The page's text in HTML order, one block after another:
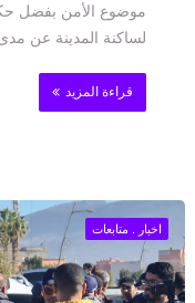
موضوع الأمن بفضل
لساكنة المدينة عن
قراءة المزيد
اخبار . متابعات